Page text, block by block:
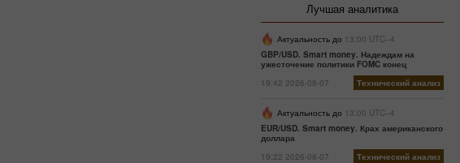
Лучшая аналитика
Актуальность до 13:00 UTC--4
GBP/USD. Smart money. Надеждам на
ужесточение политики FOMC конец
19:42 2026-08-07
Технический анализ
Актуальность до 13:00 UTC--4
EUR/USD. Smart money. Крах американского
доллара
19:22 2026-08-07
Технический анализ